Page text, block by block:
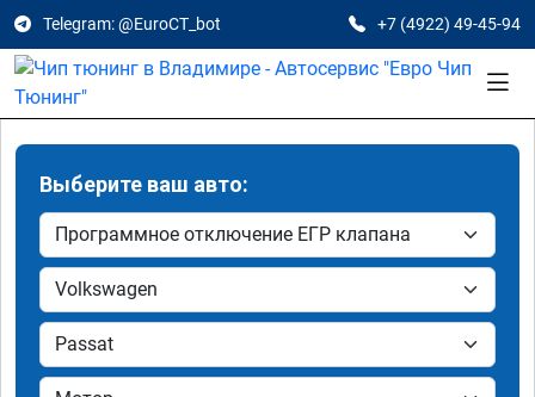
Telegram: @EuroCT_bot +7 (4922) 49-45-94
Выберите ваш авто: